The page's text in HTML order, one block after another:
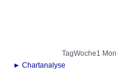
TagWoche1
► Chartanalyse